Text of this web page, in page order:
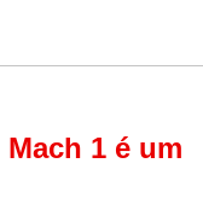
1 é um